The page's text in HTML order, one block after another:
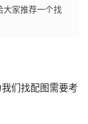
大家推荐一个找
们找配图需要考